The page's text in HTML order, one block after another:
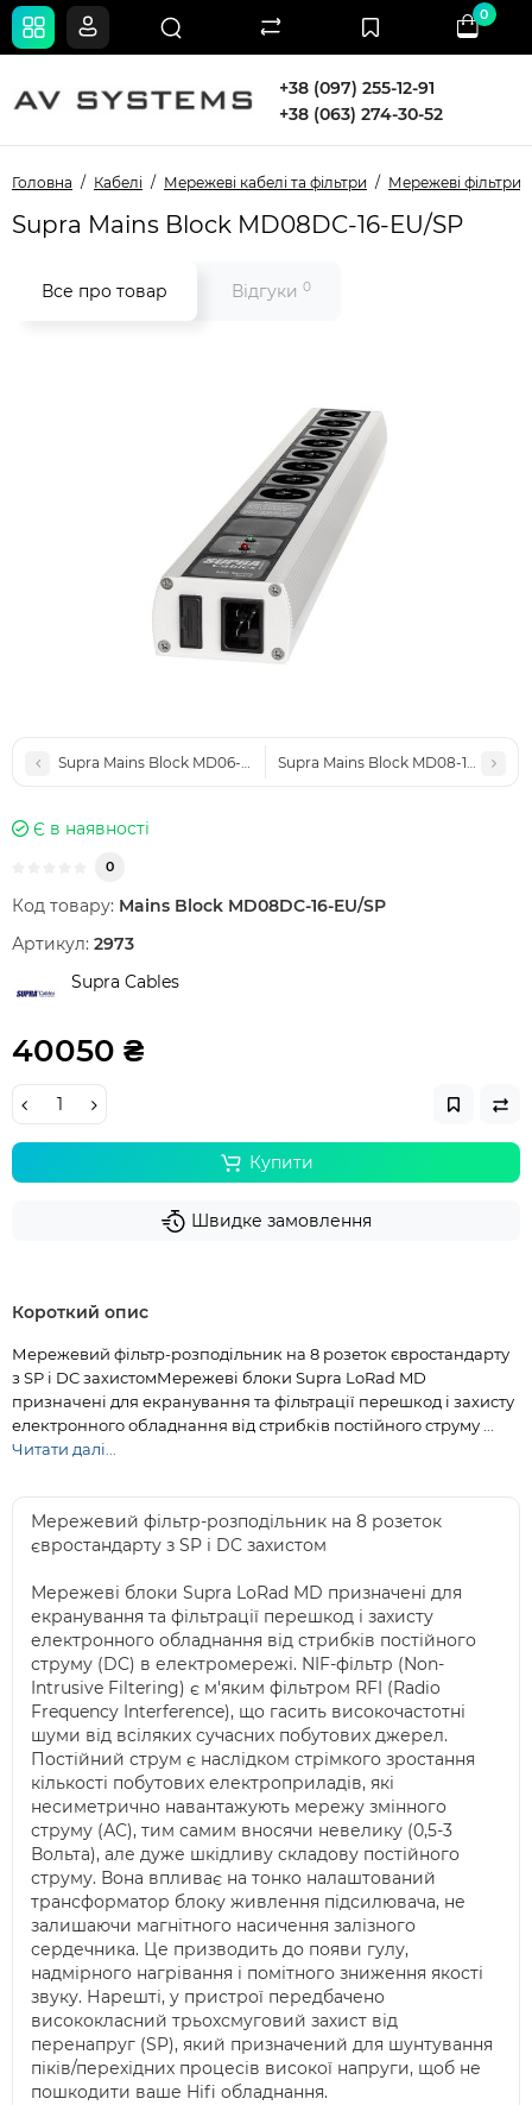
+38 (097) 255-12-91
+38 (063) 274-30-52
0
Головна Кабелі Мережеві кабелі та фільтри Мережеві фільтри
Supra Mains Block MD08DC-16-EU/SP
Все про товар Відгуки 0
Supra Mains Block MD06-EU SwitchSupra Mains Block MD08-16-EU/SP
Є в наявності
0
Код товару: Mains Block MD08DC-16-EU/SP
Артикул: 2973
Supra Cables
40050 ₴
Купити
Швидке замовлення
Короткий опис
Мережевий фільтр-розподільник на 8 розеток євростандарту
з SP і DC захистомМережеві блоки Supra LoRad MD
призначені для екранування та фільтрації перешкод і захисту
електронного обладнання від стрибків постійного струму ...
Читати далі...
Мережевий фільтр-розподільник на 8 розеток
євростандарту з SP і DC захистом
Мережеві блоки Supra LoRad MD призначені для
екранування та фільтрації перешкод і захисту
електронного обладнання від стрибків постійного
струму (DC) в електромережі. NIF-фільтр (Non-
Intrusive Filtering) є м'яким фільтром RFI (Radio
Frequency Interference), що гасить високочастотні
шуми від всіляких сучасних побутових джерел.
Постійний струм є наслідком стрімкого зростання
кількості побутових електроприладів, які
несиметрично навантажують мережу змінного
струму (АС), тим самим вносячи невелику (0,5-3
Вольта), але дуже шкідливу складову постійного
струму. Вона впливає на тонко налаштований
трансформатор блоку живлення підсилювача, не
залишаючи магнітного насичення залізного
сердечника. Це призводить до появи гулу,
надмірного нагрівання і помітного зниження якості
звуку. Нарешті, у пристрої передбачено
висококласний трьохсмуговий захист від
перенапруг (SP), який призначений для шунтування
піків/перехідних процесів високої напруги, щоб не
пошкодити ваше Hifi обладнання.